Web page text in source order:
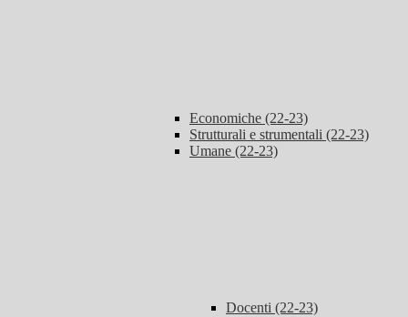
Economiche (22-23)
Strutturali e strumentali (22-23)
Umane (22-23)
Docenti (22-23)